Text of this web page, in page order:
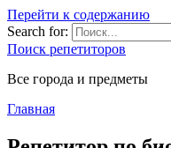
Перейти к содержанию
Search for:
Поиск репетиторов
Все города и предметы
Главная